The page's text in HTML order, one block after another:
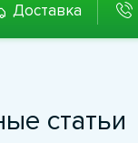
Доставка
статьи